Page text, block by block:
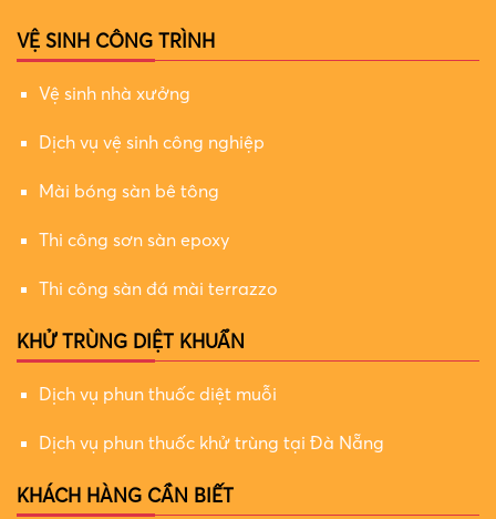
VỆ SINH CÔNG TRÌNH
Vệ sinh nhà xưởng
Dịch vụ vệ sinh công nghiệp
Mài bóng sàn bê tông
Thi công sơn sàn epoxy
Thi công sàn đá mài terrazzo
KHỬ TRÙNG DIỆT KHUẨN
Dịch vụ phun thuốc diệt muỗi
Dịch vụ phun thuốc khử trùng tại Đà Nẵng
KHÁCH HÀNG CẦN BIẾT